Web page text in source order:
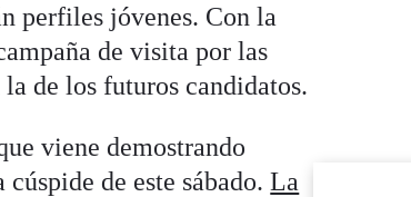
perfiles jóvenes. Con la
de visita por las
de los futuros candidatos.
viene demostrando
de este sábado.La